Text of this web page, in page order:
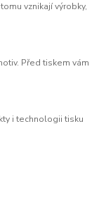
vznikají výrobky,
Před tiskem vám
i technologii tisku